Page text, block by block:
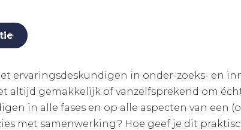
ervaringsdeskundigen in onder-zoeks- en
altijd gemakkelijk of vanzelfsprekend om
in alle fases en op alle aspecten van een
met samenwerking? Hoe geef je dit